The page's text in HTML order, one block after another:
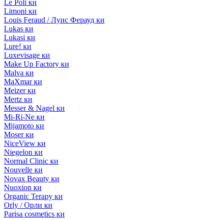
Le Poli ки
Limoni ки
Louis Feraud / Луис Ферауд ки
Lukas ки
Lukasi ки
Lure! ки
Luxevisage ки
Make Up Factory ки
Malva ки
MaXmar ки
Meizer ки
Mertz ки
Messer & Nagel ки
Mi-Ri-Ne ки
Mijamoto ки
Moser ки
NiceView ки
Niegelon ки
Normal Clinic ки
Nouvelle ки
Novax Beauty ки
Nuoxion ки
Organic Terapy ки
Orly / Орли ки
Parisa cosmetics ки